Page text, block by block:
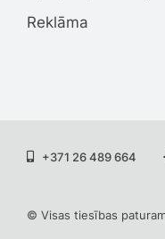
Reklāma
+371 26 489 664
© Visas tiesības